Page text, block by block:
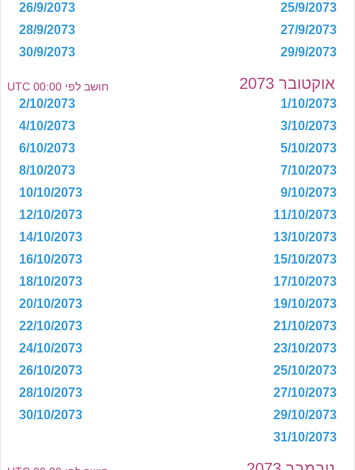
25/9/2073
26/9/2073
27/9/2073
28/9/2073
29/9/2073
30/9/2073
אוקטובר 2073 חושב לפי 00:00 UTC
1/10/2073
2/10/2073
3/10/2073
4/10/2073
5/10/2073
6/10/2073
7/10/2073
8/10/2073
9/10/2073
10/10/2073
11/10/2073
12/10/2073
13/10/2073
14/10/2073
15/10/2073
16/10/2073
17/10/2073
18/10/2073
19/10/2073
20/10/2073
21/10/2073
22/10/2073
23/10/2073
24/10/2073
25/10/2073
26/10/2073
27/10/2073
28/10/2073
29/10/2073
30/10/2073
31/10/2073